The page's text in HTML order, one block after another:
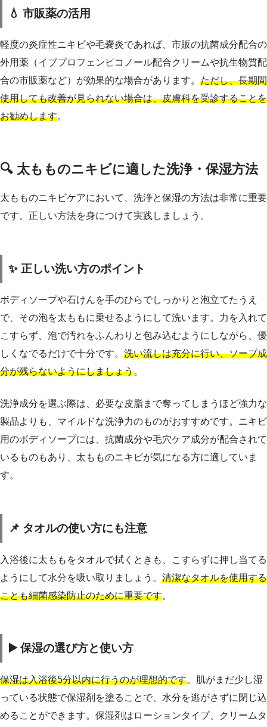
💧 市販薬の活用
軽度の炎症性ニキビや毛嚢炎であれば、市販の抗菌成分配合の
外用薬（イブプロフェンピコノール配合クリームや抗生物質配
合の市販薬など）が効果的な場合があります。 ただし、長期間
使用しても改善が見られない場合は、皮膚科を受診することを
お勧めします。
🔍 太もものニキビに適した洗浄・保湿方法
太もものニキビケアにおいて、洗浄と保湿の方法は非常に重要
です。正しい方法を身につけて実践しましょう。
✨ 正しい洗い方のポイント
ボディソープや石けんを手のひらでしっかりと泡立てたうえ
で、その泡を太ももに乗せるようにして洗います。力を入れて
こすらず、泡で汚れをふんわりと包み込むようにしながら、優
しくなでるだけで十分です。 洗い流しは充分に行い、ソープ成
分が残らないようにしましょう。
洗浄成分を選ぶ際は、必要な皮脂まで奪ってしまうほど強力な
製品よりも、マイルドな洗浄力のものがおすすめです。ニキビ
用のボディソープには、抗菌成分や毛穴ケア成分が配合されて
いるものもあり、太もものニキビが気になる方に適していま
す。
📌 タオルの使い方にも注意
入浴後に太ももをタオルで拭くときも、こすらずに押し当てる
ようにして水分を吸い取りましょう。 清潔なタオルを使用する
ことも細菌感染防止のために重要です。
▶️ 保湿の選び方と使い方
保湿は入浴後5分以内に行うのが理想的です。肌がまだ少し湿
っている状態で保湿剤を塗ることで、水分を逃がさずに閉じ込
めることができます。保湿剤はローションタイプ、クリームタ